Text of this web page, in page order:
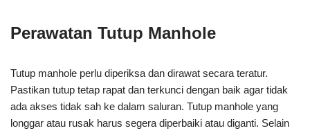
Perawatan Tutup Manhole
Tutup manhole perlu diperiksa dan dirawat secara teratur.
Pastikan tutup tetap rapat dan terkunci dengan baik agar tidak
ada akses tidak sah ke dalam saluran. Tutup manhole yang
longgar atau rusak harus segera diperbaiki atau diganti. Selain